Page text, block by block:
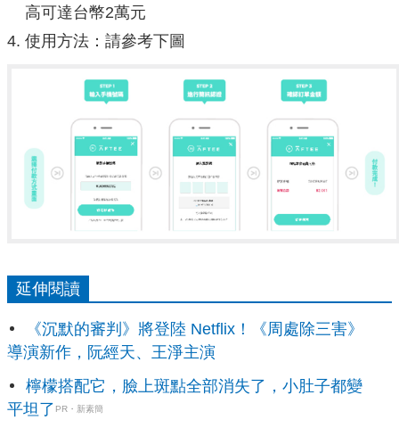
高可達台幣2萬元
使用方法：請參考下圖
延伸閱讀
《沉默的審判》將登陸 Netflix！《周處除三害》
導演新作，阮經天、王淨主演
檸檬搭配它，臉上斑點全部消失了，小肚子都變
平坦了 PR・新素簡